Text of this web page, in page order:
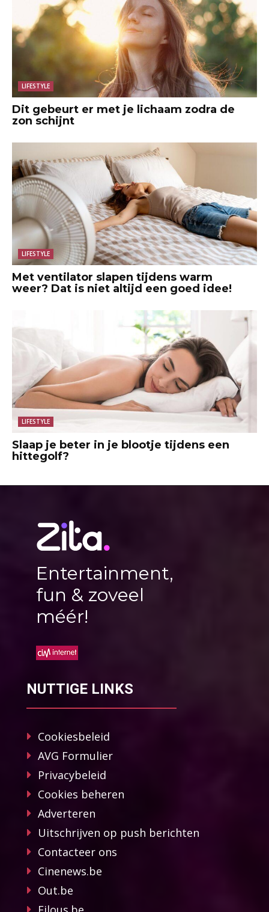
LIFESTYLE
Dit gebeurt er met je lichaam zodra de
zon schijnt
LIFESTYLE
Met ventilator slapen tijdens warm
weer? Dat is niet altijd een goed idee!
LIFESTYLE
Slaap je beter in je blootje tijdens een
hittegolf?
Entertainment,
fun & zoveel
méér!
NUTTIGE LINKS
Cookiesbeleid
AVG Formulier
Privacybeleid
Cookies beheren
Adverteren
Uitschrijven op push berichten
Contacteer ons
Cinenews.be
Out.be